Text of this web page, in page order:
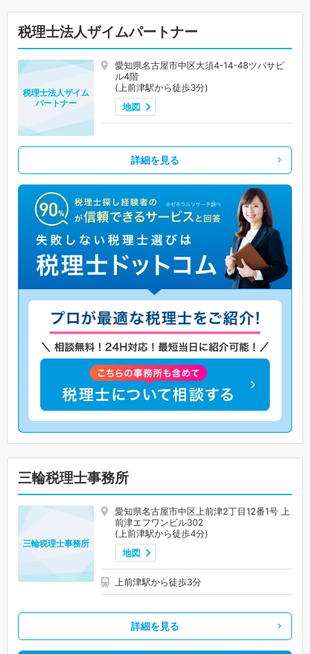
税理士法人ザイムパートナー
愛知県名古屋市中区大須4-14-48ツバサビ
ル4階
(上前津駅から徒歩3分)
地図
税理士法人ザイム
パートナー
詳細を見る
三輪税理士事務所
愛知県名古屋市中区上前津2丁目12番1号 上
前津エフワンビル302
(上前津駅から徒歩4分)
地図
上前津駅から徒歩3分
三輪税理士事務所
詳細を見る